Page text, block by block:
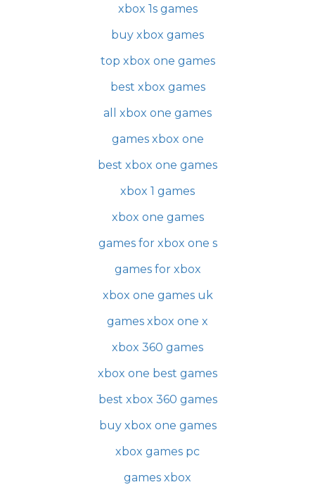
xbox 1s games
buy xbox games
top xbox one games
best xbox games
all xbox one games
games xbox one
best xbox one games
xbox 1 games
xbox one games
games for xbox one s
games for xbox
xbox one games uk
games xbox one x
xbox 360 games
xbox one best games
best xbox 360 games
buy xbox one games
xbox games pc
games xbox